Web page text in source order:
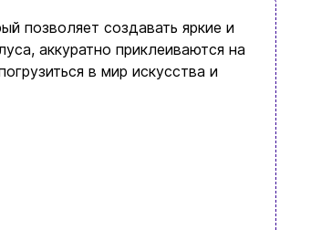
позволяет создавать яркие и
аккуратно приклеиваются на
в мир искусства и